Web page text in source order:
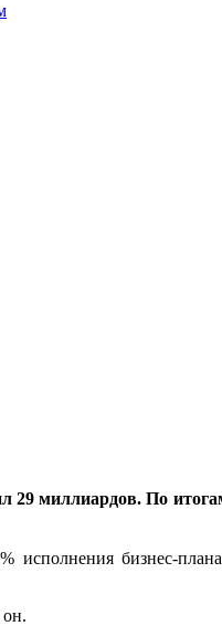
29 миллиардов. По
исполнения бизнес-